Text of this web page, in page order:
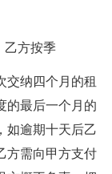
乙方按季
交纳四个月的租
的最后一个月的
如逾期十天后乙
方需向甲方支付